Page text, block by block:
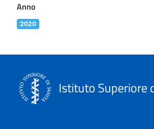
Anno
2020
Istituto Superiore